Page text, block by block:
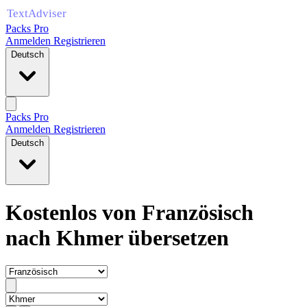
Packs Pro
Anmelden Registrieren
Deutsch
Packs Pro
Anmelden Registrieren
Deutsch
Kostenlos von Französisch
nach Khmer übersetzen